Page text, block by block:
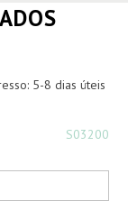
S03200